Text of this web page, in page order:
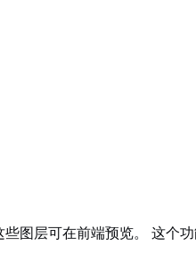
些图层可在前端预览。 这